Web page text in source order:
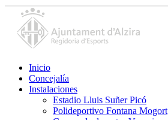
Inicio
Concejalía
Instalaciones
Estadio Lluis Suñer Picó
Polideportivo Fontana Mogort